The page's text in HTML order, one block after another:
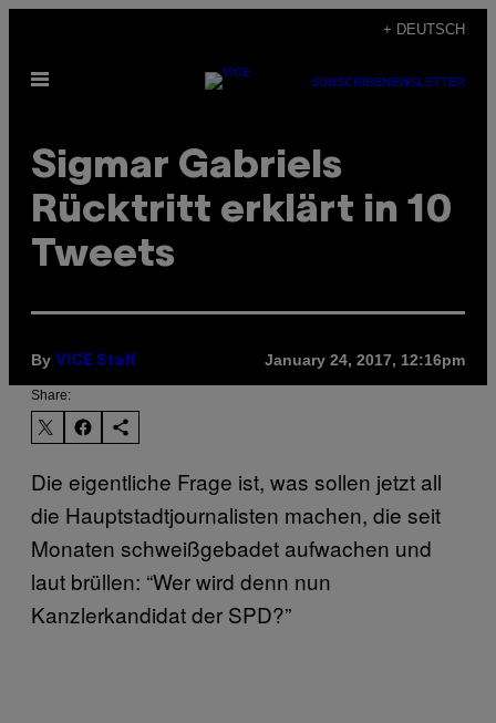
content
+ DEUTSCH
Open
SUBSCRIBENEWSLETTER
Sigmar Gabriels
Rücktritt erklärt in 10
Tweets
By VICE Staff January 24, 2017, 12:16pm
Share:
Die eigentliche Frage ist, was sollen jetzt all
die Hauptstadtjournalisten machen, die seit
Monaten schweißgebadet aufwachen und
laut brüllen: “Wer wird denn nun
Kanzlerkandidat der SPD?”